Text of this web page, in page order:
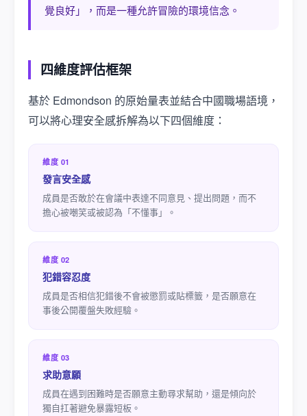
覺良好」，而是一種允許冒險的環境信念。
四維度評估框架
基於 Edmondson 的原始量表並結合中國職場語境，
可以將心理安全感拆解為以下四個維度：
維度 01
發言安全感
成員是否敢於在會議中表達不同意見、提出問題，而不
擔心被嘲笑或被認為「不懂事」。
維度 02
犯錯容忍度
成員是否相信犯錯後不會被懲罰或貼標籤，是否願意在
事後公開覆盤失敗經驗。
維度 03
求助意願
成員在遇到困難時是否願意主動尋求幫助，還是傾向於
獨自扛著避免暴露短板。